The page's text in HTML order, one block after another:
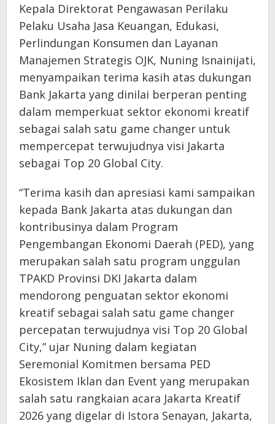
Kepala Direktorat Pengawasan Perilaku
Pelaku Usaha Jasa Keuangan, Edukasi,
Perlindungan Konsumen dan Layanan
Manajemen Strategis OJK, Nuning Isnainijati,
menyampaikan terima kasih atas dukungan
Bank Jakarta yang dinilai berperan penting
dalam memperkuat sektor ekonomi kreatif
sebagai salah satu game changer untuk
mempercepat terwujudnya visi Jakarta
sebagai Top 20 Global City.
“Terima kasih dan apresiasi kami sampaikan
kepada Bank Jakarta atas dukungan dan
kontribusinya dalam Program
Pengembangan Ekonomi Daerah (PED), yang
merupakan salah satu program unggulan
TPAKD Provinsi DKI Jakarta dalam
mendorong penguatan sektor ekonomi
kreatif sebagai salah satu game changer
percepatan terwujudnya visi Top 20 Global
City,” ujar Nuning dalam kegiatan
Seremonial Komitmen bersama PED
Ekosistem Iklan dan Event yang merupakan
salah satu rangkaian acara Jakarta Kreatif
2026 yang digelar di Istora Senayan, Jakarta,